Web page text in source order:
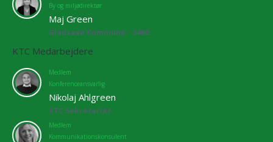
By og miljødirektør
Maj Green
Gladsaxe Kommune - 3460
KTC Medarbejdere
Medlem
Konferenceansvarlig
Nikolaj Ahlgreen
KTC Sekretariat
Medlem
Kommunikationskonsulent